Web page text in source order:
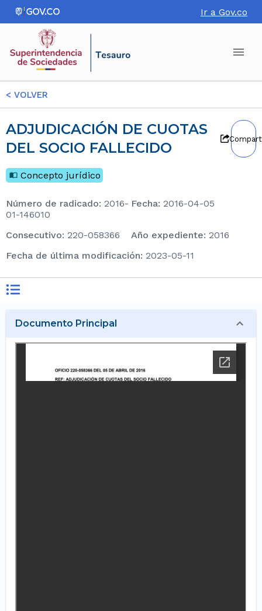
Ir a Gov.co
< VOLVER
ADJUDICACIÓN DE CUOTAS
DEL SOCIO FALLECIDO
Concepto jurídico
Número de radicado: 2016-
01-146010
Fecha: 2016-04-05
consecutivo: 220-058366 Año expediente: 2016
Fecha de última modificación: 2023-05-11
Documento Principal